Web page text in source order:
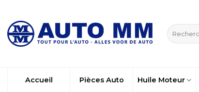
contenu
Recherche
pour :
Accueil Pièces Auto Huile Moteur